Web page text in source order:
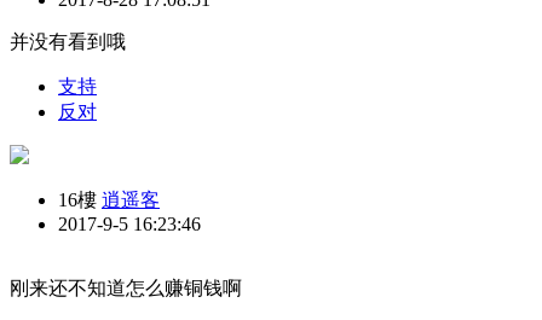
并没有看到哦
支持
反对
16樓 逍遥客
2017-9-5 16:23:46
刚来还不知道怎么赚铜钱啊